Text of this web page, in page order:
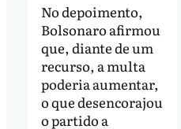
No depoimento,
Bolsonaro afirmou
que, diante de um
recurso, a multa
poderia aumentar,
o que desencorajou
o partido a